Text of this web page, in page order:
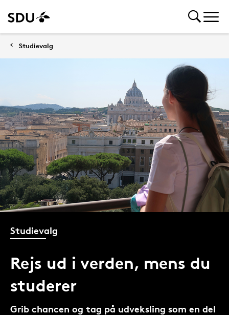
Studievalg
Studievalg
Rejs ud i verden, mens du
studerer
Grib chancen og tag på udveksling som en del